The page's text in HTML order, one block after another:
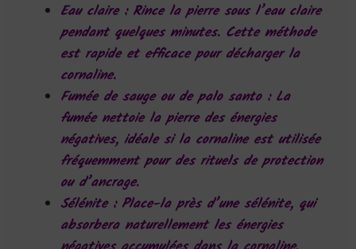
Eau claire: Rince la pierre sous l’eau claire
pendant quelques minutes. Cette méthode
est rapide et efficace pour décharger la
cornaline.
Fumée de sauge ou de palo santo: La
fumée nettoie la pierre des énergies
négatives, idéale si la cornaline est utilisée
fréquemment pour des rituels de protection
ou d’ancrage.
Sélénite: Place-la près d’une sélénite, qui
absorbera naturellement les énergies